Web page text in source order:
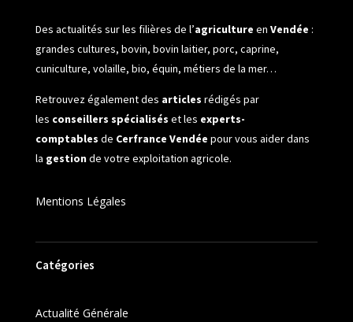
Des actualités sur les filières de l’agriculture en Vendée :
grandes cultures, bovin, bovin laitier, porc, caprine,
cuniculture, volaille, bio, équin, métiers de la mer…
Retrouvez également des articles rédigés par
les conseillers spécialisés et les experts-
comptables de Cerfrance Vendée pour vous aider dans
la gestionde votre exploitation agricole.
Mentions Légales
Catégories
Actualité Générale